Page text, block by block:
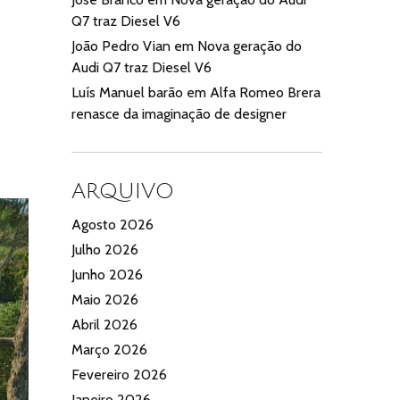
Q7 traz Diesel V6
João Pedro Vian em Nova geração do
Audi Q7 traz Diesel V6
Luís Manuel barão emAlfa Romeo Brera
renasce da imaginação de designer
ARQUIVO
Agosto 2026
Julho 2026
Junho 2026
Maio 2026
Abril 2026
Março 2026
Fevereiro 2026